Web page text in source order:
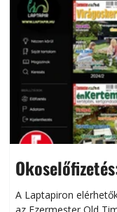
A Laptapiron
az Ezermester Old